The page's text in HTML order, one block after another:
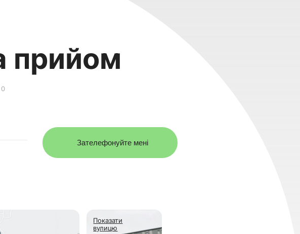
прийом
0
Зателефонуйте мені
Показати
вулицю